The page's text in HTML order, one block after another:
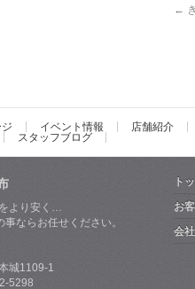
←
イベント情報 店舗紹介
スタッフブログ
より安く…
ならお任せください。
城1109-1
5298
ト
お
会